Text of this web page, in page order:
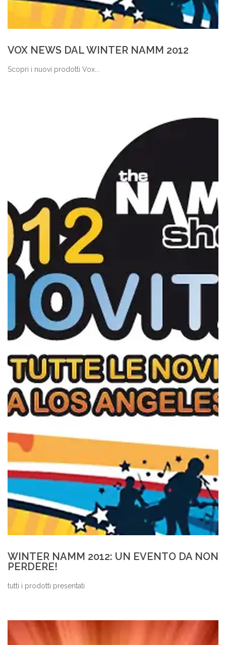
VOX NEWS DAL WINTER NAMM 2012
Scopri i nuovi prodotti Vox...
WINTER NAMM 2012: UN EVENTO DA NON
PERDERE!
tutti i prodotti presentati